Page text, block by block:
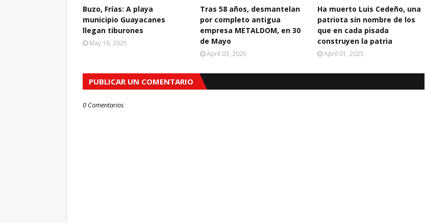
Buzo, Frías: A playa
municipio Guayacanes
llegan tiburones
May 16, 2025
Tras 58 años, desmantelan
por completo antigua
empresa METALDOM, en 30
de Mayo
April 03, 2025
Ha muerto Luis Cedeño, una
patriota sin nombre de los
que en cada pisada
construyen la patria
April 01, 2025
PUBLICAR UN COMENTARIO
0 Comentarios